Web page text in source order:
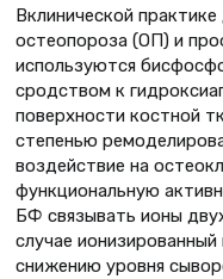
Вклинической
остеопороза (ОП) и
используются
сродством к
поверхности костной
степенью
воздействие на
функциональную
БФ связывать ионы
случае
снижению уровня